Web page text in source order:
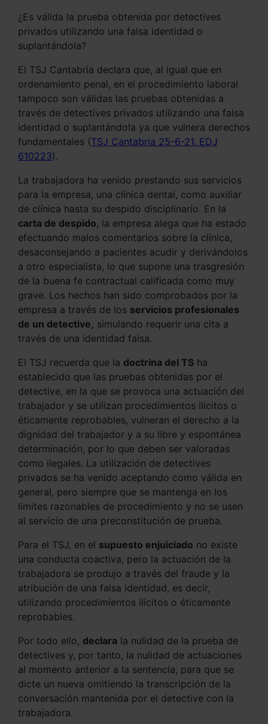
¿Es válida la prueba obtenida por detectives
privados utilizando una falsa identidad o
suplantándola?
El TSJ Cantabria declara que, al igual que en
ordenamiento penal, en el procedimiento laboral
tampoco son válidas las pruebas obtenidas a
través de detectives privados utilizando una falsa
identidad o suplantándola ya que vulnera derechos
fundamentales (TSJ Cantabria 25-6-21, EDJ
610223).
La trabajadora ha venido prestando sus servicios
para la empresa, una clínica dental, como auxiliar
de clínica hasta su despido disciplinario. En la
carta de despido, la empresa alega que ha estado
efectuando malos comentarios sobre la clínica,
desaconsejando a pacientes acudir y derivándolos
a otro especialista, lo que supone una trasgresión
de la buena fe contractual calificada como muy
grave. Los hechos han sido comprobados por la
empresa a través de los servicios profesionales
de un detective, simulando requerir una cita a
través de una identidad falsa.
El TSJ recuerda que la doctrina del TS ha
establecido que las pruebas obtenidas por el
detective, en la que se provoca una actuación del
trabajador y se utilizan procedimientos ilícitos o
éticamente reprobables, vulneran el derecho a la
dignidad del trabajador y a su libre y espontánea
determinación, por lo que deben ser valoradas
como ilegales. La utilización de detectives
privados se ha venido aceptando como válida en
general, pero siempre que se mantenga en los
límites razonables de procedimiento y no se usen
al servicio de una preconstitución de prueba.
Para el TSJ, en el supuesto enjuiciado no existe
una conducta coactiva, pero la actuación de la
trabajadora se produjo a través del fraude y la
atribución de una falsa identidad, es decir,
utilizando procedimientos ilícitos o éticamente
reprobables.
Por todo ello, declara la nulidad de la prueba de
detectives y, por tanto, la nulidad de actuaciones
al momento anterior a la sentencia, para que se
dicte un nueva omitiendo la transcripción de la
conversación mantenida por el detective con la
trabajadora.